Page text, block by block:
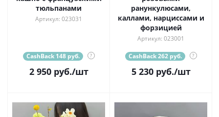
тюльпанами
Артикул: 023031
CashBack 148 руб. ?
2 950руб./шт
ранункулюсами,
каллами, нарциссами и
форзицией
Артикул: 023001
CashBack 262 руб. ?
5 230руб./шт